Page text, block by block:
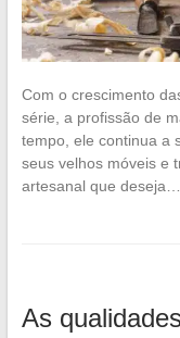
Com o crescimento
série, a profissão de
tempo, ele continua a
seus velhos móveis e
artesanal que deseja…
As